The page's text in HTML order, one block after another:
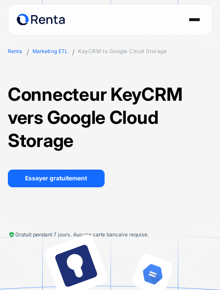
Renta Marketing ETL KeyCRM to Google Cloud Storage
Connecteur KeyCRM
vers Google Cloud
Storage
Essayer gratuitement
Gratuit pendant 7 jours. Aucune carte bancaire requise.